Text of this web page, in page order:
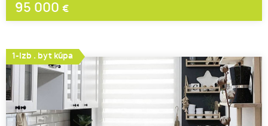
95 000 €
1-izb . byt kúpa